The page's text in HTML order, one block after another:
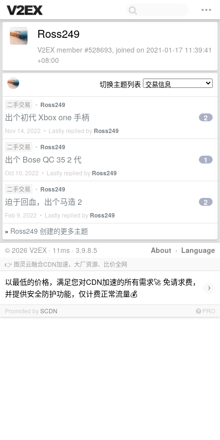
Ross249
V2EX member #528693, joined on 2021-01-17 11:39:41
+08:00
切换主题列表
二手交易 • Ross249
出个初代 Xbox one 手柄
Nov 14, 2022 • Lastly replied by Ross249
2
二手交易 • Ross249
出个 Bose QC 35 2 代
Oct 10, 2022 • Lastly replied by Ross249
1
二手交易 • Ross249
迫于回血，出个马造 2
Feb 9, 2022 • Lastly replied by Ross249
2
» Ross249 创建的更多主题
About · Language
© 2026 V2EX · 11ms · 3.9.8.5
👉 图灵云融合CDN加速，大厂资源、比价全网
以最低的价格，满足您对CDN加速的所有需求🚀 免请求费，
并提供安全防护功能，仅计费正常流量💰
›
Promoted bySCDN PRO